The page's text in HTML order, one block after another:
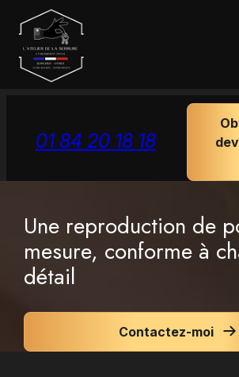
01 84 20 18 18
Une reproduction de
mesure, conforme à
détail
Contactez-moi
Panneau de gestion des cookies